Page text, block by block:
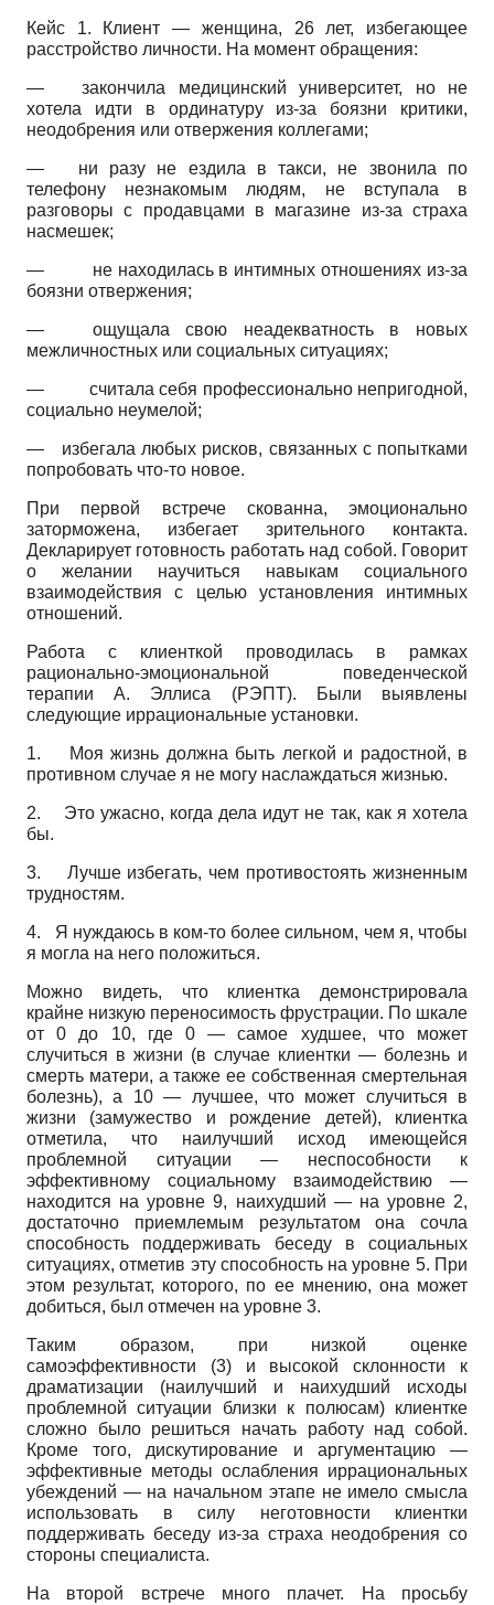
Кейс 1. Клиент — женщина, 26 лет, избегающее
расстройство личности. На момент обращения:
—закончила медицинский университет, но не
хотела идти в ординатуру из-за боязни критики,
неодобрения или отвержения коллегами;
— ни разу не ездила в такси, не звонила по
телефону незнакомым людям, не вступала в
разговоры с продавцами в магазине из-за страха
насмешек;
— не находилась в интимных отношениях из-за
боязни отвержения;
— ощущала свою неадекватность в новых
межличностных или социальных ситуациях;
— считала себя профессионально непригодной,
социально неумелой;
— избегала любых рисков, связанных с попытками
попробовать что-то новое.
При первой встрече скованна, эмоционально
заторможена, избегает зрительного контакта.
Декларирует готовность работать над собой. Говорит
о желании научиться навыкам социального
взаимодействия с целью установления интимных
отношений.
Работа с клиенткой проводилась в рамках
рационально-эмоциональной поведенческой
терапии А. Эллиса (РЭПТ). Были выявлены
следующие иррациональные установки.
1.
Моя жизнь должна быть легкой и радостной, в
противном случае я не могу наслаждаться жизнью.
2. Это ужасно, когда дела идут не так, как я хотела
бы.
3. Лучше избегать, чем противостоять жизненным
трудностям.
4. Я нуждаюсь в ком-то более сильном, чем я, чтобы
я могла на него положиться.
Можно видеть, что клиентка демонстрировала
крайне низкую переносимость фрустрации. По шкале
от 0 до 10, где 0 — самое худшее, что может
случиться в жизни (в случае клиентки — болезнь и
смерть матери, а также ее собственная смертельная
болезнь), а 10 — лучшее, что может случиться в
жизни (замужество и рождение детей), клиентка
отметила, что наилучший исход имеющейся
проблемной ситуации — неспособности к
эффективному социальному взаимодействию —
находится на уровне 9, наихудший — на уровне 2,
достаточно приемлемым результатом она сочла
способность поддерживать беседу в социальных
ситуациях, отметив эту способность на уровне 5. При
этом результат, которого, по ее мнению, она может
добиться, был отмечен на уровне 3.
Таким образом, при низкой оценке
самоэффективности (3) и высокой склонности к
драматизации (наилучший и наихудший исходы
проблемной ситуации близки к полюсам) клиентке
сложно было решиться начать работу над собой.
Кроме того, дискутирование и аргументацию —
эффективные методы ослабления иррациональных
убеждений — на начальном этапе не имело смысла
использовать в силу неготовности клиентки
поддерживать беседу из-за страха неодобрения со
стороны специалиста.
На второй встрече много плачет. На просьбу